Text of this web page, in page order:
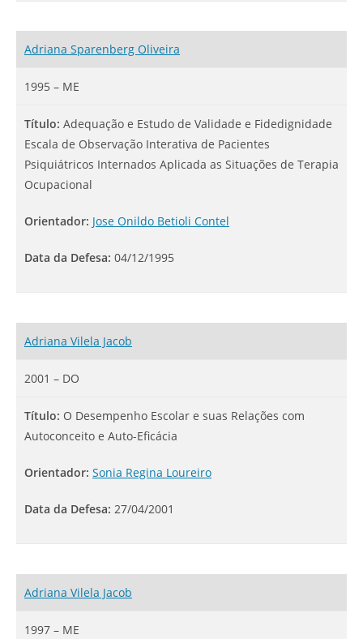
Adriana Sparenberg Oliveira
1995 – ME
Título: Adequação e Estudo de Validade e Fidedignidade
Escala de Observação Interativa de Pacientes
Psiquiátricos Internados Aplicada as Situações de Terapia
Ocupacional
Orientador: Jose Onildo Betioli Contel
Data da Defesa: 04/12/1995
Adriana Vilela Jacob
2001 – DO
Título: O Desempenho Escolar e suas Relações com
Autoconceito e Auto-Eficácia
Orientador: Sonia Regina Loureiro
Data da Defesa: 27/04/2001
Adriana Vilela Jacob
1997 – ME